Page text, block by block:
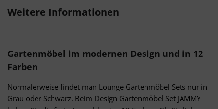
Weitere Informationen
Gartenmöbel im modernen Design und in 12
Farben
Normalerweise findet man Lounge Gartenmöbel Sets nur in
Grau oder Schwarz. Beim Design Gartenmöbel Set JAMMY